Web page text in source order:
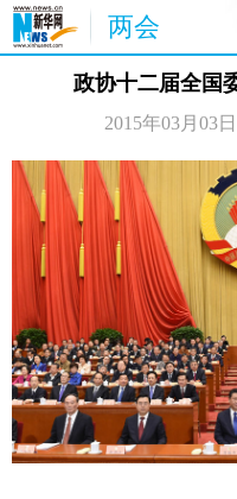
两会
首页 聚焦
特稿
访谈 炫数据
政协十二届全国
2015年03月03